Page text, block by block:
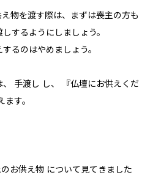
物を渡す際は、まずは喪主の方も
するようにしましょう。
るのはやめましょう。
手渡し し、 『仏壇にお供えくだ
す。
お供え物 について見てきました